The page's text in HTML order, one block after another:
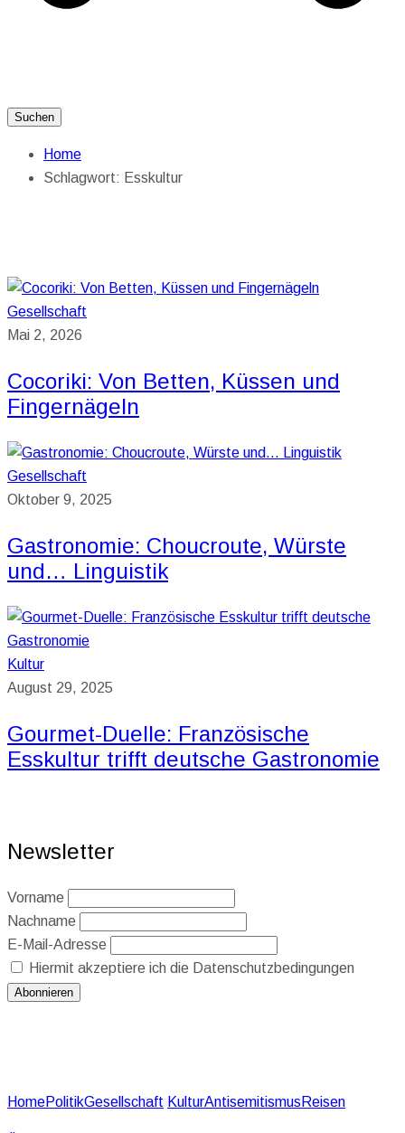
Suchen
Home
Schlagwort: Esskultur
Gesellschaft
Mai 2, 2026
Cocoriki: Von Betten, Küssen und
Fingernägeln
Gesellschaft
Oktober 9, 2025
Gastronomie: Choucroute, Würste
und… Linguistik
Kultur
August 29, 2025
Gourmet-Duelle: Französische
Esskultur trifft deutsche Gastronomie
Newsletter
Vorname
Nachname
E-Mail-Adresse
Hiermit akzeptiere ich die Datenschutzbedingungen
HomePolitikGesellschaft KulturAntisemitismus Reisen